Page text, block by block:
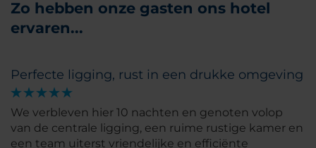
Zo hebben onze gasten ons hotel
ervaren...
Perfecte ligging, rust in een drukke omgeving
We verbleven hier 10 nachten en genoten volop
van de centrale ligging, een ruime rustige kamer en
een team uiterst vriendelijke en efficiënte